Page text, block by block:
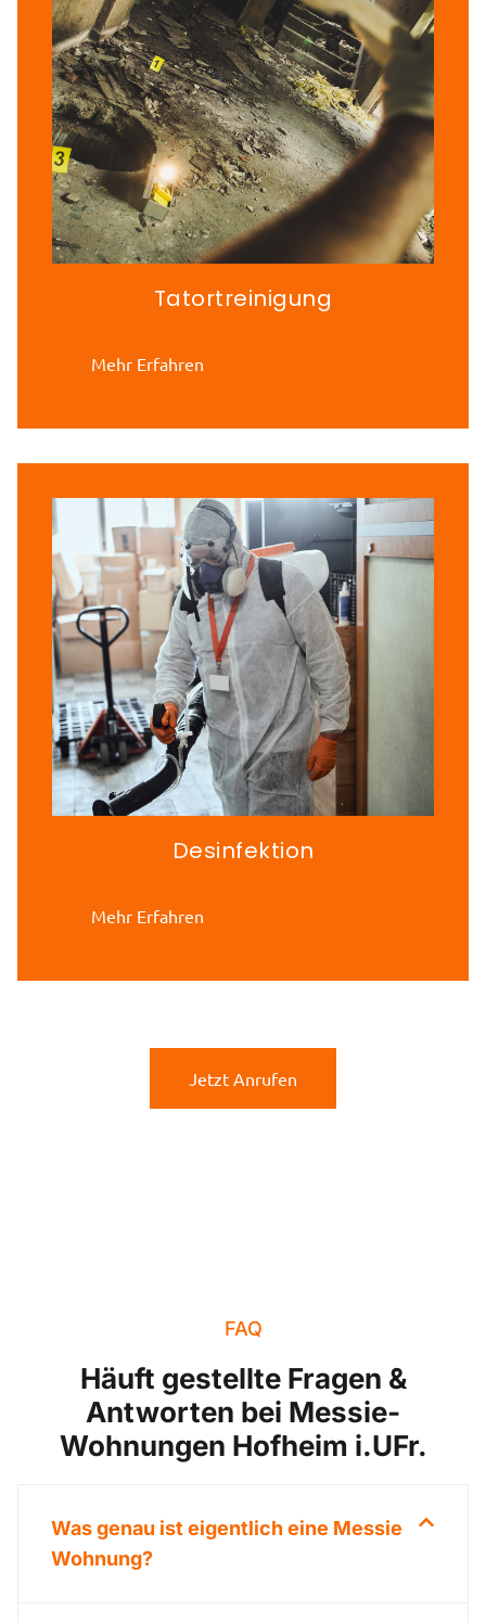
Tatortreinigung
Mehr Erfahren
Desinfektion
Mehr Erfahren
Jetzt Anrufen
FAQ
Häuft gestellte Fragen &
Antworten bei Messie-
Wohnungen Hofheim i.UFr.
Was genau ist eigentlich eine Messie
Wohnung?